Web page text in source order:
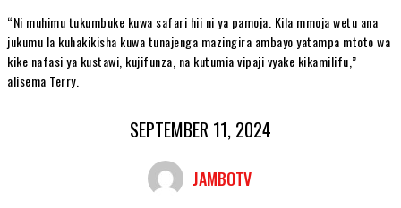
“Ni muhimu tukumbuke kuwa safari hii ni ya pamoja. Kila mmoja wetu ana
jukumu la kuhakikisha kuwa tunajenga mazingira ambayo yatampa mtoto wa
kike nafasi ya kustawi, kujifunza, na kutumia vipaji vyake kikamilifu,”
alisema Terry.
SEPTEMBER 11, 2024
JAMBOTV